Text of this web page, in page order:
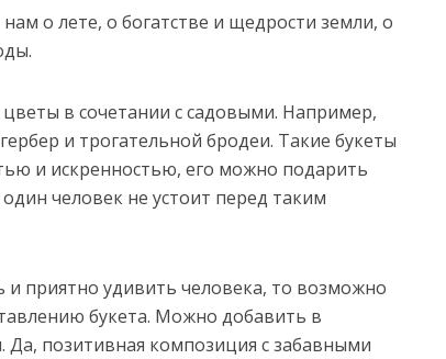
о лете, о богатстве и щедрости земли, о
в сочетании с садовыми. Например,
и трогательной бродеи. Такие букеты
и искренностью, его можно подарить
человек не устоит перед таким
и приятно удивить человека, то возможно
букета. Можно добавить в
позитивная композиция с забавными